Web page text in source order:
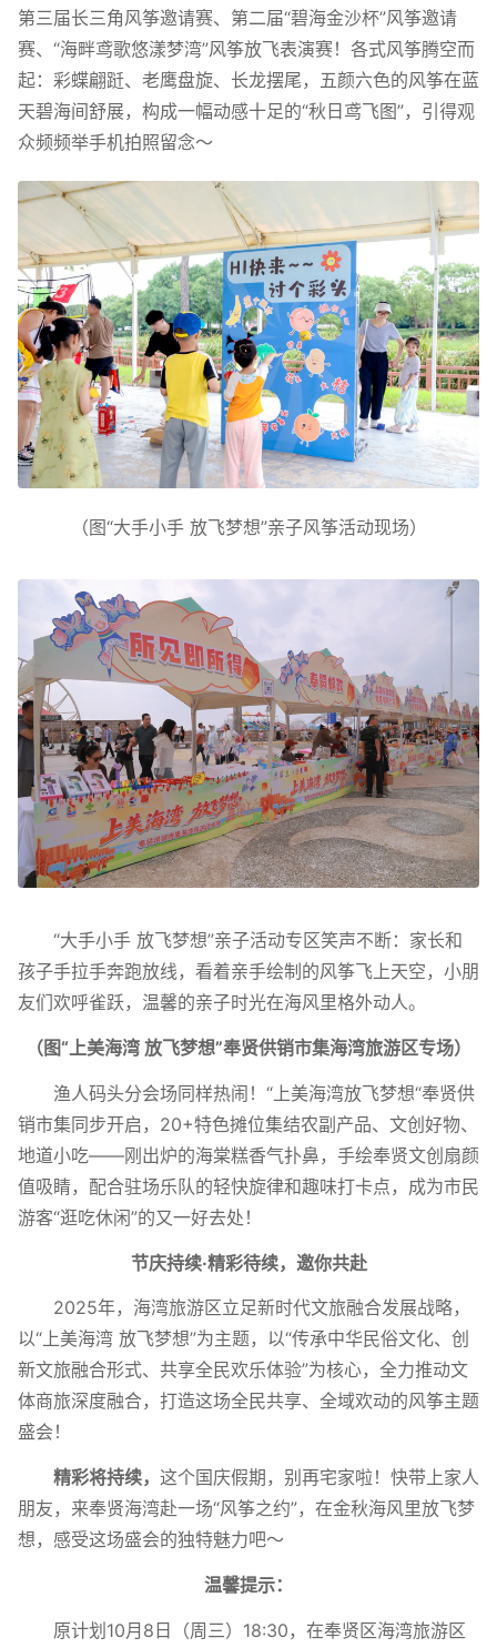
第三届长三角风筝邀请赛、第二届“碧海金沙杯”风筝邀请
赛、“海畔鸢歌悠漾梦湾”风筝放飞表演赛！各式风筝腾空而
起：彩蝶翩跹、老鹰盘旋、长龙摆尾，五颜六色的风筝在蓝
天碧海间舒展，构成一幅动感十足的“秋日鸢飞图”，引得观
众频频举手机拍照留念～
（图“大手小手 放飞梦想”亲子风筝活动现场）
“大手小手 放飞梦想”亲子活动专区笑声不断：家长和
孩子手拉手奔跑放线，看着亲手绘制的风筝飞上天空，小朋
友们欢呼雀跃，温馨的亲子时光在海风里格外动人。
（图“上美海湾 放飞梦想”奉贤供销市集海湾旅游区专场）
渔人码头分会场同样热闹！“上美海湾放飞梦想“奉贤供
销市集同步开启，20+特色摊位集结农副产品、文创好物、
地道小吃——刚出炉的海棠糕香气扑鼻，手绘奉贤文创扇颜
值吸睛，配合驻场乐队的轻快旋律和趣味打卡点，成为市民
游客“逛吃休闲”的又一好去处！
节庆持续·精彩待续，邀你共赴
2025年，海湾旅游区立足新时代文旅融合发展战略，
以“上美海湾 放飞梦想”为主题，以“传承中华民俗文化、创
新文旅融合形式、共享全民欢乐体验”为核心，全力推动文
体商旅深度融合，打造这场全民共享、全域欢动的风筝主题
盛会！
精彩将持续， 这个国庆假期，别再宅家啦！快带上家人
朋友，来奉贤海湾赴一场“风筝之约”，在金秋海风里放飞梦
想，感受这场盛会的独特魅力吧～
温馨提示：
原计划10月8日（周三）18:30，在奉贤区海湾旅游区